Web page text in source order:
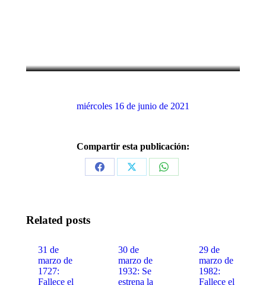
miércoles 16 de junio de 2021
Compartir esta publicación:
Share
Share
Share
Related posts
31 de
marzo de
1727:
Fallece el
30 de
marzo de
1932: Se
estrena la
29 de
marzo de
1982:
Fallece el